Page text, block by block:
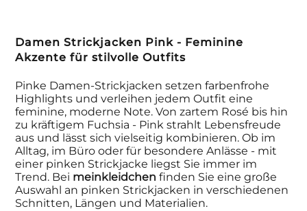
Damen Strickjacken Pink - Feminine
Akzente für stilvolle Outfits
Pinke Damen-Strickjacken setzen farbenfrohe
Highlights und verleihen jedem Outfit eine
feminine, moderne Note. Von zartem Rosé bis hin
zu kräftigem Fuchsia - Pink strahlt Lebensfreude
aus und lässt sich vielseitig kombinieren. Ob im
Alltag, im Büro oder für besondere Anlässe - mit
einer pinken Strickjacke liegst Sie immer im
Trend. Bei meinkleidchen finden Sie eine große
Auswahl an pinken Strickjacken in verschiedenen
Schnitten, Längen und Materialien.